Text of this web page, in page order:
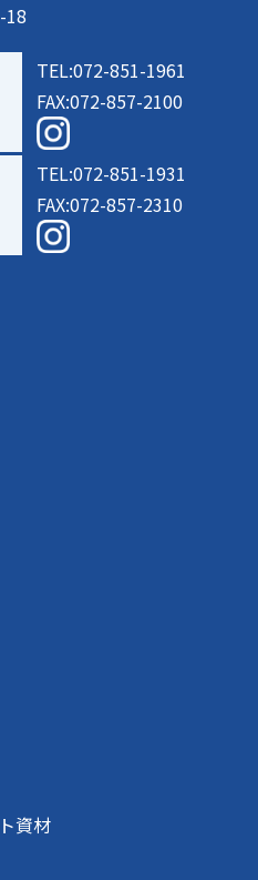
18
TEL:072-851-1961
FAX:072-857-2100
TEL:072-851-1931
FAX:072-857-2310
資材